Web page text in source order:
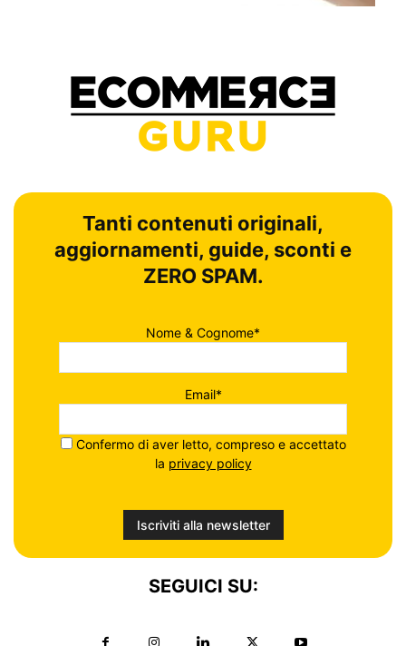
Tanti contenuti originali,
aggiornamenti, guide, sconti e
ZERO SPAM.
Nome & Cognome*
Email*
Confermo di aver letto, compreso e accettato
la privacy policy
SEGUICI SU: